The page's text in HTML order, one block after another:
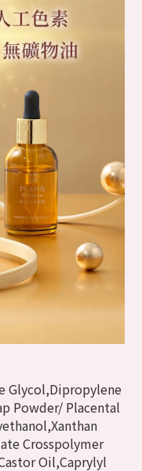
Glycol,Dipropylene
Powder/ Placental
Crosspolymer
Oil,Caprylyl